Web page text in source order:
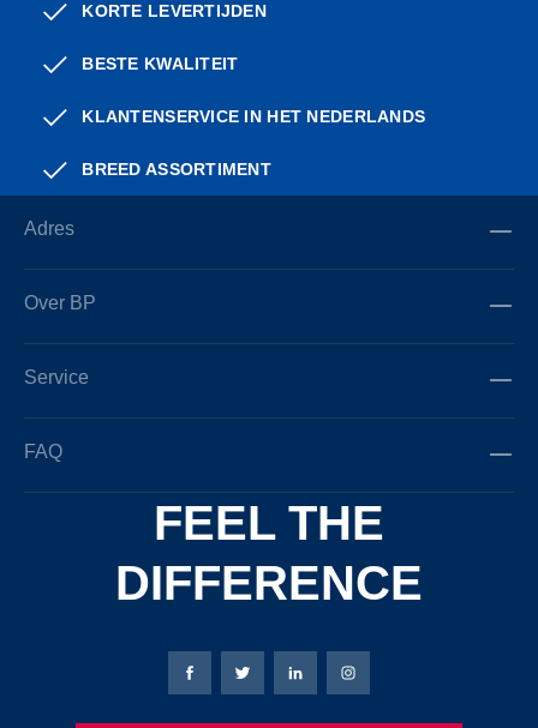
KORTE LEVERTIJDEN
BESTE KWALITEIT
KLANTENSERVICE IN HET NEDERLANDS
BREED ASSORTIMENT
Adres
Over BP
Service
FAQ
FEEL THE
DIFFERENCE
Bierbaum-Proenen Facebook-pagina
Bierbaum-Proenen X-pagina
Bierbaum-Proenen
Bierbaum-Proenen